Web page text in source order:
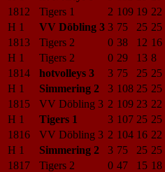
1812
Tigers 1 2 109 19 22
H 1
VV Döbling 3 3 75 25 25
1813
Tigers 2 0 38 12 16
H 1
Tigers 2 0 29 13 8
1814
hotvolleys 3 3 75 25 25
H 1
Simmering 2 3 108 25 25
1815
VV Döbling 3 2 109 23 22
H 1
Tigers 1 3 107 25 25
1816
VV Döbling 3 2 104 16 22
H 1
Simmering 2 3 75 25 25
1817
Tigers 2 0 47 15 18